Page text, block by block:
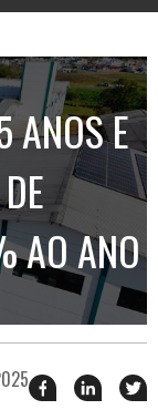
ANOS E
AO ANO
Compartilhar
esse esse